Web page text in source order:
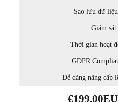
Sao lưu dữ
Giám sát
Thời gian hoạt
GDPR
Dễ dàng nâng cấp